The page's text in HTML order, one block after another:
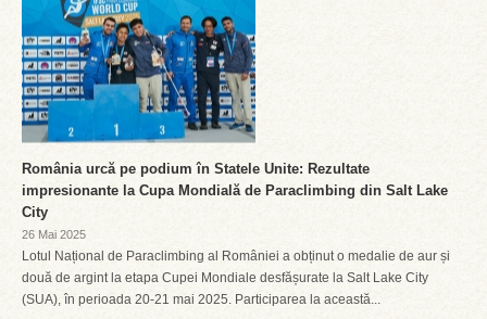
România urcă pe podium în Statele Unite: Rezultate
impresionante la Cupa Mondială de Paraclimbing din Salt Lake
City
26 Mai 2025
Lotul Național de Paraclimbing al României a obținut o medalie de aur și
două de argint la etapa Cupei Mondiale desfășurate la Salt Lake City
(SUA), în perioada 20-21 mai 2025. Participarea la această...